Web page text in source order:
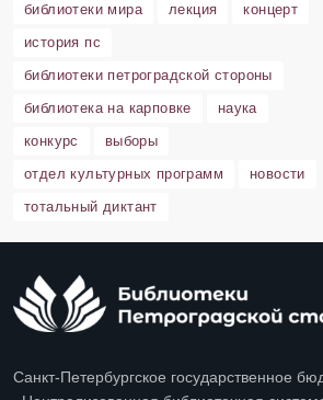
библиотеки мира
лекция
концерт
история пс
библиотеки петроградской стороны
библиотека на карповке
наука
конкурс
выборы
отдел культурных программ
новости
тотальный диктант
Санкт-Петербургское государственное